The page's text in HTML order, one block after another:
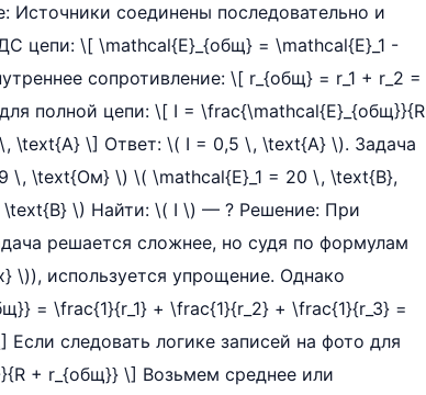
соединены последовательно и
цепи: \[ \mathcal{E}_{общ} = \mathcal{E}_1 -
сопротивление: \[ r_{общ} = r_1 + r_2 =
полной цепи: \[ I = \frac{\mathcal{E}_{общ}}{R
\text{А} \] Ответ: \( I = 0,5 \, \text{А} \). Задача
\, \text{Ом} \) \( \mathcal{E}_1 = 20 \, \text{В},
\text{В} \) Найти: \( I \) — ? Решение: При
решается сложнее, но судя по формулам
\)), используется упрощение. Однако
= \frac{1}{r_1} + \frac{1}{r_2} + \frac{1}{r_3} =
следовать логике записей на фото для
+ r_{общ}} \] Возьмем среднее или